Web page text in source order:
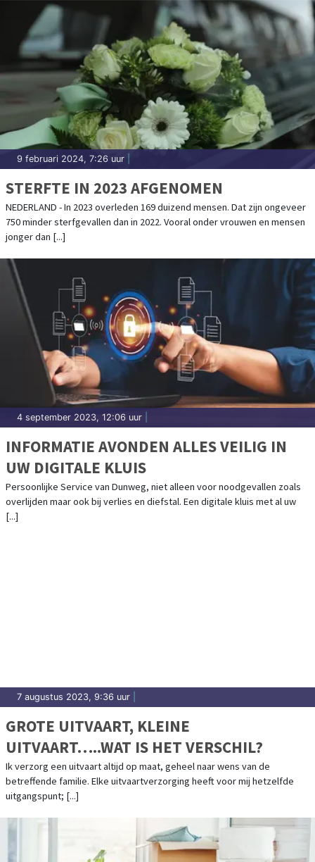
9 februari 2024, 7:26 uur
STERFTE IN 2023 AFGENOMEN
NEDERLAND - In 2023 overleden 169 duizend mensen. Dat zijn ongeveer
750 minder sterfgevallen dan in 2022. Vooral onder vrouwen en mensen
jonger dan [...]
4 september 2023, 12:06 uur
INFORMATIE AVONDEN ALLES VEILIG IN
UW DIGITALE KLUIS
Persoonlijke Service van Dunweg, niet alleen voor noodgevallen zoals
overlijden maar ook bij verlies en diefstal. Een digitale kluis met al uw
[...]
7 augustus 2023, 9:36 uur
GROTE UITVAART, KLEINE
UITVAART…..WAT IS HET VERSCHIL?
Ik verzorg een uitvaart altijd op maat, geheel naar wens van de
betreffende familie. Elke uitvaartverzorging heeft voor mij hetzelfde
uitgangspunt; [...]